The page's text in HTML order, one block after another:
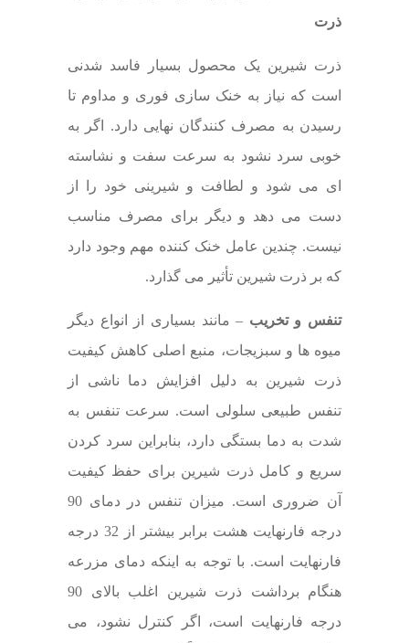
ذرت
ذرت شیرین یک محصول بسیار فاسد شدنی
است که نیاز به خنک سازی فوری و مداوم تا
رسیدن به مصرف کنندگان نهایی دارد. اگر به
خوبی سرد نشود به سرعت سفت و نشاسته
ای می شود و لطافت و شیرینی خود را از
دست می دهد و دیگر برای مصرف مناسب
نیست. چندین عامل خنک کننده مهم وجود دارد
که بر ذرت شیرین تأثیر می گذارد.
تنفس و تخریب – مانند بسیاری از انواع دیگر
میوه ها و سبزیجات، منبع اصلی کاهش کیفیت
ذرت شیرین به دلیل افزایش دما ناشی از
تنفس طبیعی سلولی است. سرعت تنفس به
شدت به دما بستگی دارد، بنابراین سرد کردن
سریع و کامل ذرت شیرین برای حفظ کیفیت
آن ضروری است. میزان تنفس در دمای 90
درجه فارنهایت هشت برابر بیشتر از 32 درجه
فارنهایت است. با توجه به اینکه دمای مزرعه
هنگام برداشت ذرت شیرین اغلب بالای 90
درجه فارنهایت است، اگر کنترل نشود، می